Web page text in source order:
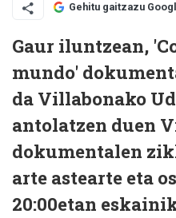
Gehitu gaitzazu
Gaur iluntzean,
mundo'
da Villabonako
antolatzen duen
dokumentalen
arte astearte eta
20:00etan